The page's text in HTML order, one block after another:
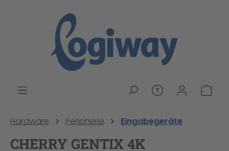
Hardware Peripherie Eingabegeräte
CHERRY GENTIX 4K